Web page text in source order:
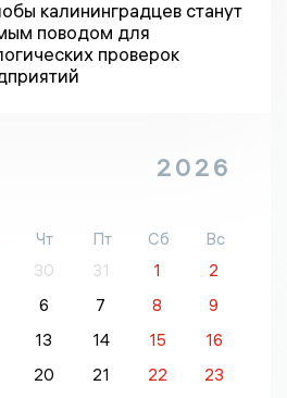
калининградцев станут
поводом для
проверок
2026
Чт Пт Сб
Вс
30 31 1
2
6 7 8
9
13 14 15
16
20 21 22
23